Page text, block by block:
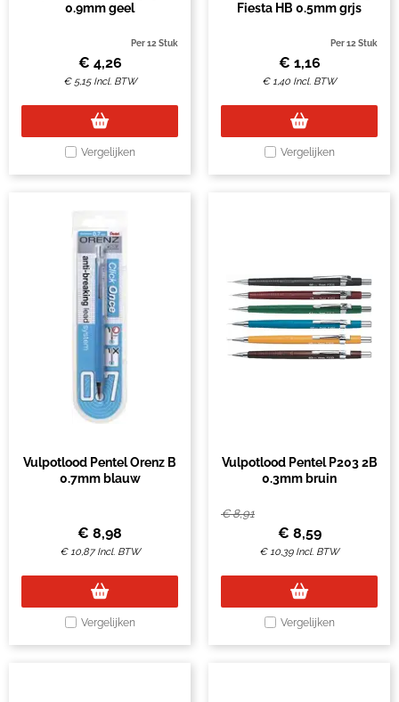
0.9mm geel
Per 12 Stuk
€ 4,26
€ 5,15 Incl. BTW
Vergelijken
Fiesta HB 0.5mm grjs
Per 12 Stuk
€ 1,16
€1,40 Incl. BTW
Vergelijken
Vulpotlood Pentel Orenz B
0.7mm blauw
€ 8,98
€10,87 Incl. BTW
Vergelijken
Vulpotlood Pentel P203 2B
0.3mm bruin
€8,91
€ 8,59
€10,39 Incl. BTW
Vergelijken